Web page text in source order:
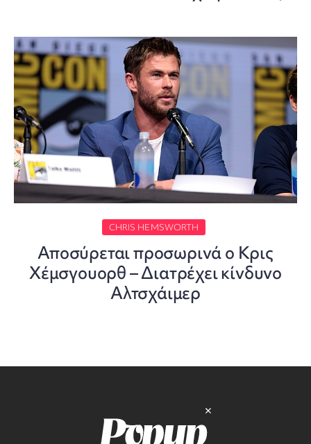
CHRIS HEMSWORTH
Αποσύρεται προσωρινά ο Κρις
Χέμσγουορθ – Διατρέχει κίνδυνο
Αλτσχάιμερ